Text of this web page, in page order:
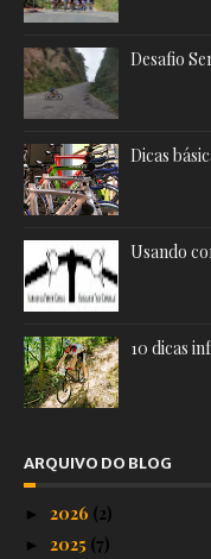
Desafio
Dicas
Usando
10 dicas
ARQUIVO DO BLOG
► 2026 (2)
► 2025 (7)